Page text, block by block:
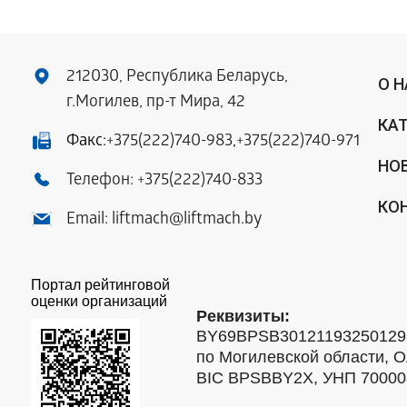
212030, Республика Беларусь,
г.Могилев, пр-т Мира, 42
Факс:+375(222)740-983,+375(222)740-971
Телефон: +375(222)740-833
Email: liftmach@liftmach.by
О
Портал рейтинговой
оценки организаций
Реквизиты:
по Могилевской области,
BIC BPSBBY2X, УНП